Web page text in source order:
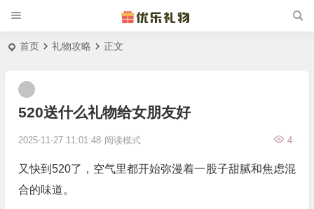
首页 礼物攻略 正文
520送什么礼物给女朋友好
2025-11-27 11:01:48 4
阅读模式
又快到520了，空气里都开始弥漫着一股子甜腻和焦虑混
合的味道。